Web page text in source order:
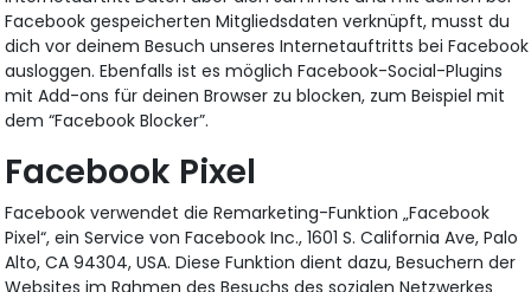
Facebook gespeicherten Mitgliedsdaten verknüpft, musst du
dich vor deinem Besuch unseres Internetauftritts bei Facebook
ausloggen. Ebenfalls ist es möglich Facebook-Social-Plugins
mit Add-ons für deinen Browser zu blocken, zum Beispiel mit
dem “Facebook Blocker”.
Facebook Pixel
Facebook verwendet die Remarketing-Funktion „Facebook
Pixel“, ein Service von Facebook Inc., 1601 S. California Ave, Palo
Alto, CA 94304, USA. Diese Funktion dient dazu, Besuchern der
Websites im Rahmen des Besuchs des sozialen Netzwerkes